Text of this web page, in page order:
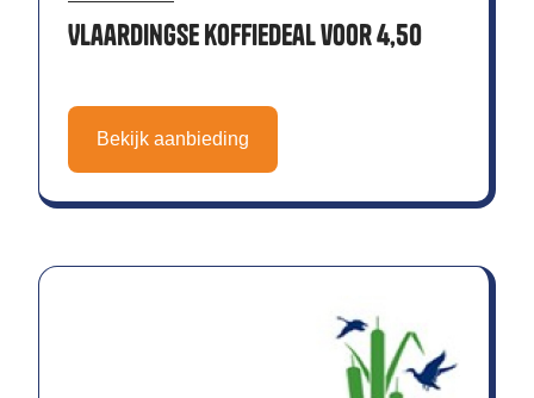
Vlaardingse koffiedeal voor 4,50
Bekijk aanbieding